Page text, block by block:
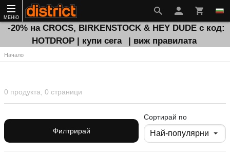
МЕНЮ
-20% на CROCS, BIRKENSTOCK & HEY DUDE с код:
HOTDROP | купи сега
| виж правилата
Начало
0 продукта, 0 страници
Филтрирай
Сортирай по